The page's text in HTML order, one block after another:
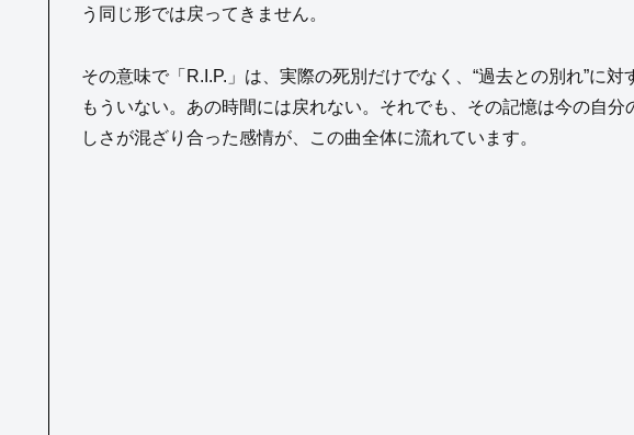
う同じ形では戻ってきません。
その意味で「R.I.P.」は、実際の死別だけでなく、“過去との別れ”に
もういない。あの時間には戻れない。それでも、その記憶は今の自
しさが混ざり合った感情が、この曲全体に流れています。